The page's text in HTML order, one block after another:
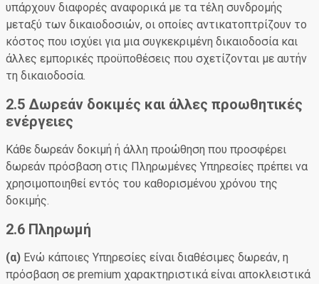
υπάρχουν διαφορές αναφορικά με τα τέλη συνδρομής
μεταξύ των δικαιοδοσιών, οι οποίες αντικατοπτρίζουν το
κόστος που ισχύει για μια συγκεκριμένη δικαιοδοσία και
άλλες εμπορικές προϋποθέσεις που σχετίζονται με αυτήν
τη δικαιοδοσία.
2.5 Δωρεάν δοκιμές και άλλες προωθητικές
ενέργειες
Κάθε δωρεάν δοκιμή ή άλλη προώθηση που προσφέρει
δωρεάν πρόσβαση στις Πληρωμένες Υπηρεσίες πρέπει να
χρησιμοποιηθεί εντός του καθορισμένου χρόνου της
δοκιμής.
2.6 Πληρωμή
(α) Ενώ κάποιες Υπηρεσίες είναι διαθέσιμες δωρεάν, η
πρόσβαση σε premium χαρακτηριστικά είναι αποκλειστικά